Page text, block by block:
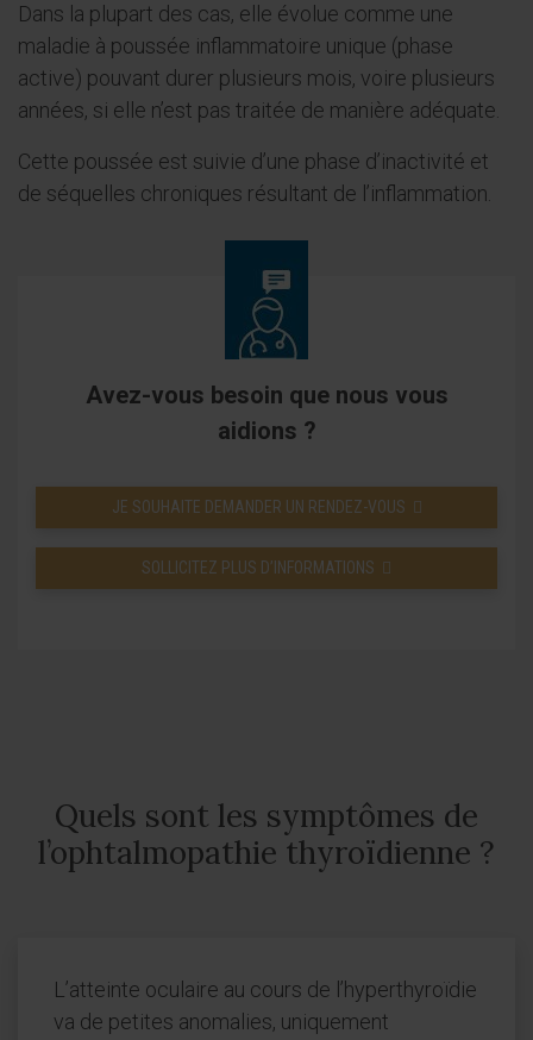
Dans la plupart des cas, elle évolue comme une
maladie à poussée inflammatoire unique (phase
active) pouvant durer plusieurs mois, voire plusieurs
années, si elle n’est pas traitée de manière adéquate.
Cette poussée est suivie d’une phase d’inactivité et
de séquelles chroniques résultant de l’inflammation.
Avez-vous besoin que nous vous
aidions ?
JE SOUHAITE DEMANDER UN RENDEZ-VOUS
SOLLICITEZ PLUS D’INFORMATIONS
Quels sont les symptômes de
l’ophtalmopathie thyroïdienne ?
L’atteinte oculaire au cours de l’hyperthyroïdie
va de petites anomalies, uniquement